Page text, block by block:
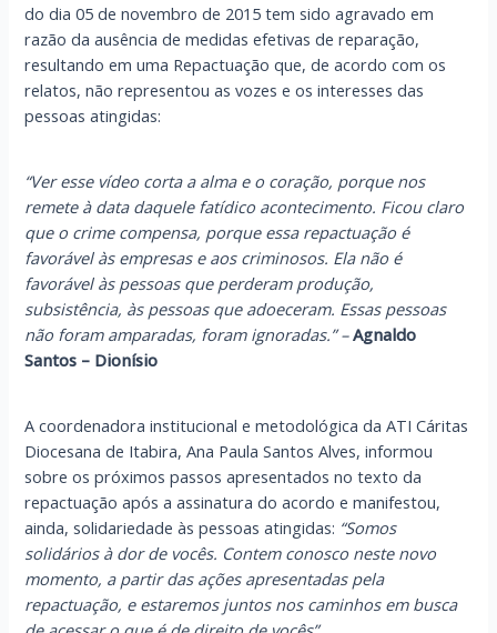
do dia 05 de novembro de 2015 tem sido agravado em
razão da ausência de medidas efetivas de reparação,
resultando em uma Repactuação que, de acordo com os
relatos, não representou as vozes e os interesses das
pessoas atingidas:
“Ver esse vídeo corta a alma e o coração, porque nos
remete à data daquele fatídico acontecimento. Ficou claro
que o crime compensa, porque essa repactuação é
favorável às empresas e aos criminosos. Ela não é
favorável às pessoas que perderam produção,
subsistência, às pessoas que adoeceram. Essas pessoas
não foram amparadas, foram ignoradas.” –Agnaldo
Santos – Dionísio
A coordenadora institucional e metodológica da ATI Cáritas
Diocesana de Itabira, Ana Paula Santos Alves, informou
sobre os próximos passos apresentados no texto da
repactuação após a assinatura do acordo e manifestou,
ainda, solidariedade às pessoas atingidas: “Somos
solidários à dor de vocês. Contem conosco neste novo
momento, a partir das ações apresentadas pela
repactuação, e estaremos juntos nos caminhos em busca